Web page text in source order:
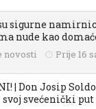
sigurne
nude kao
novosti Prije 16
| Don Josip
svoj svećenički put